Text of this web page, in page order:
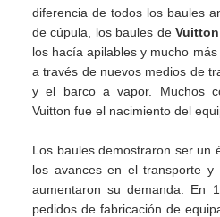
diferencia de todos los baules
de cúpula, los baules deVuitton
los hacía apilables y mucho
a través de nuevos medios de
y el barco a vapor. Muchos
Vuitton fue el nacimiento del
Los baules demostraron ser un
los avances en el transporte
aumentaron su demanda. En
pedidos de fabricación de